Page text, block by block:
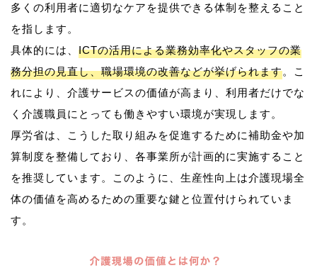
多くの利用者に適切なケアを提供できる体制を整えること
を指します。
具体的には、 ICTの活用による業務効率化やスタッフの業
務分担の見直し、職場環境の改善などが挙げられます。こ
れにより、介護サービスの価値が高まり、利用者だけでな
く介護職員にとっても働きやすい環境が実現します。
厚労省は、こうした取り組みを促進するために補助金や加
算制度を整備しており、各事業所が計画的に実施すること
を推奨しています。このように、生産性向上は介護現場全
体の価値を高めるための重要な鍵と位置付けられていま